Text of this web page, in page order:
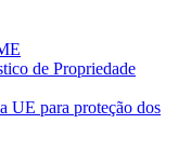
de Propriedade
UE para proteção dos